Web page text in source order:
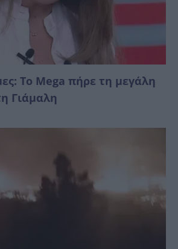
Το Mega πήρε τη μεγάλη
Γιάμαλη